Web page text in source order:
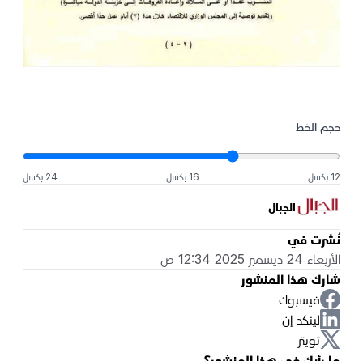
حجم الخط
12 بكسل 16 بكسل 24 بكسل
الجبال
نُشرت في
الأربعاء 24 ديسمبر 2025 12:34 ص
شارك هذا المنشور
فيسبوك
لينكد إن
تويتر